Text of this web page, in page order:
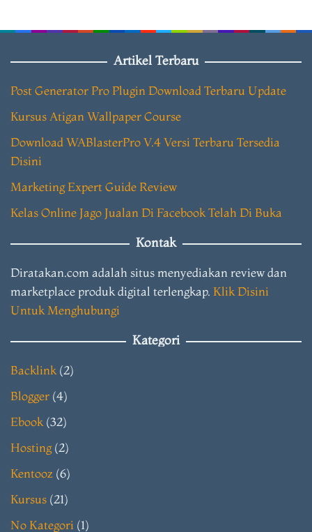
Artikel Terbaru
Post Generator Pro Plugin Download Terbaru Update
Kursus Atigan Wallpaper Course
Download WABlasterPro V.4 Versi Terbaru Tersedia
Disini
Marketing Expert Guide Review
Kelas Online Jago Jualan Di Facebook Telah Di Buka
Kontak
Diratakan.com adalah situs menyediakan review dan
marketplace produk digital terlengkap. Klik Disini
Untuk Menghubungi
Kategori
Backlink(2)
Blogger (4)
Ebook(32)
Hosting(2)
Kentooz (6)
Kursus (21)
No Kategori (1)